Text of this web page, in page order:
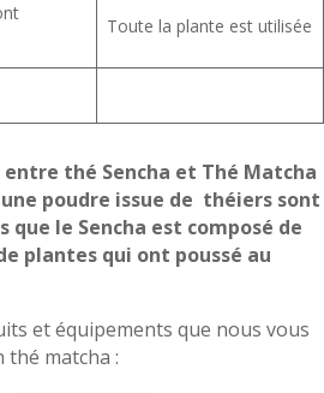
Toute la plante est utilisée
thé Sencha et Thé Matcha
poudre issue de théiers sont
que le Sencha est composé de
plantes qui ont poussé au
et équipements que nous vous
matcha :